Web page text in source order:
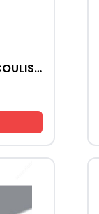
ARMOIRE DE CUISINE COULISSANTE CABINET 60 CM